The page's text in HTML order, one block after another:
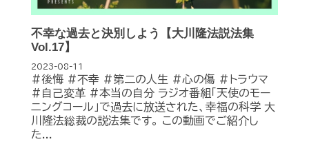
不幸な過去と決別しよう【大川隆法説法集
Vol.17】
2023-08-11
#後悔 #不幸 #第二の人生 #心の傷 #トラウマ
#自己変革 #本当の自分 ラジオ番組「天使のモー
ニングコール」で過去に放送された、幸福の科学 大
川隆法総裁の説法集です。 この動画でご紹介し
た...